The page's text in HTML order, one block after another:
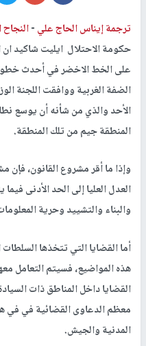
ترجمة إيناس الحاج علي-النجاح
حكومة الاحتلال ايليت شاكيد
على الخط الاخضر في أحدث
الضفة الغربية ووافقت اللجنة
الأحد والذي من شأنه أن يوسع
المنطقة جيم من تلك المنطقة.
وإذا ما أقر مشروع القانون،
العدل العليا إلى الحد الأدنى
والبناء والتشييد وحرية
أما القضايا التي تتخذها
هذه المواضيع، فسيتم التعامل
القضايا داخل المناطق ذات
معظم الدعاوى القضائية في في
المدنية والجيش.